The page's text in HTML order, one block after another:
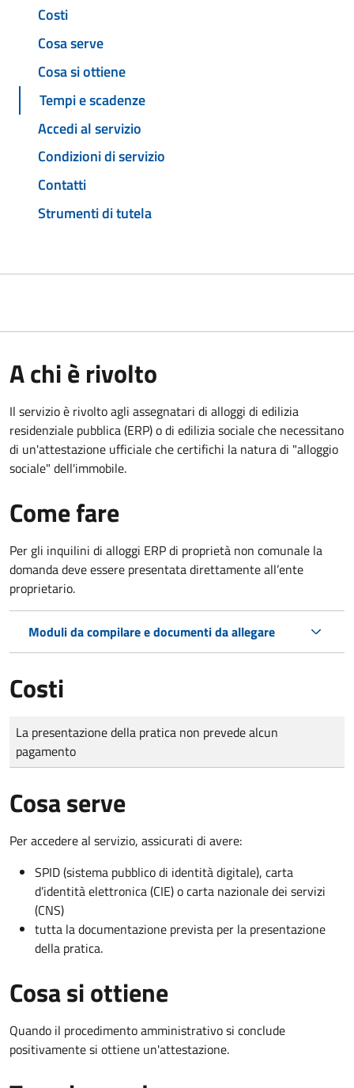
Costi
Cosa serve
Cosa si ottiene
Tempi e scadenze
Accedi al servizio
Condizioni di servizio
Contatti
Strumenti di tutela
A chi è rivolto
Il servizio è rivolto agli assegnatari di alloggi di edilizia
residenziale pubblica (ERP) o di edilizia sociale che necessitano
di un'attestazione ufficiale che certifichi la natura di "alloggio
sociale" dell'immobile.
Come fare
Per gli inquilini di alloggi ERP di proprietà non comunale la
domanda deve essere presentata direttamente all’ente
proprietario.
Moduli da compilare e documenti da allegare
Costi
Tipo di pagamento
Importo
La presentazione della pratica non prevede alcun
pagamento
Cosa serve
Per accedere al servizio, assicurati di avere:
SPID (sistema pubblico di identità digitale), carta
d’identità elettronica (CIE) o carta nazionale dei servizi
(CNS)
tutta la documentazione prevista per la presentazione
della pratica.
Cosa si ottiene
Quando il procedimento amministrativo si conclude
positivamente si ottiene un'attestazione.